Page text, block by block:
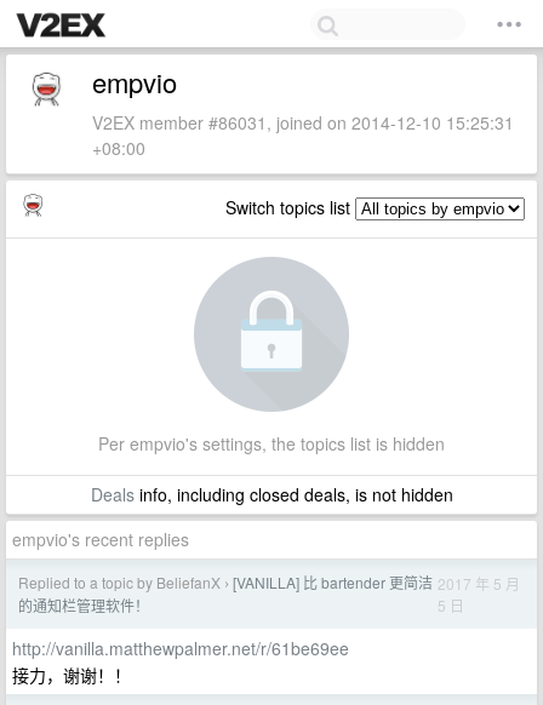
empvio
V2EX member #86031, joined on 2014-12-10 15:25:31
+08:00
Switch topics list
Per empvio's settings, the topics list is hidden
Dealsinfo, including closed deals, is not hidden
empvio's recent replies
Replied to a topic by BeliefanX › [VANILLA] 比 bartender 更简洁
的通知栏管理软件！
2017 年 5 月
5 日
http://vanilla.matthewpalmer.net/r/61be69ee
接力，谢谢！！